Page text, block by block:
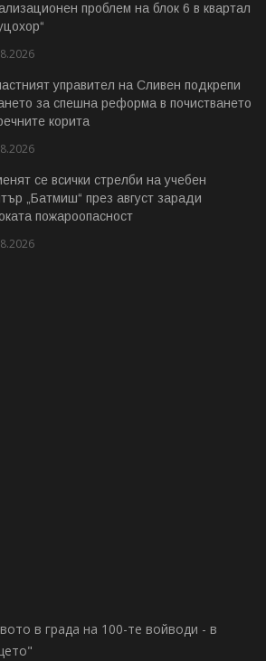
проблем на блок 6 в квартал
управител на Сливен подкрепи
за спешна реформа в почистването
корита
се всички стрелби на учебен
„Батмиш“ през август заради
пожароопасност
в града на 100-те войводи - в